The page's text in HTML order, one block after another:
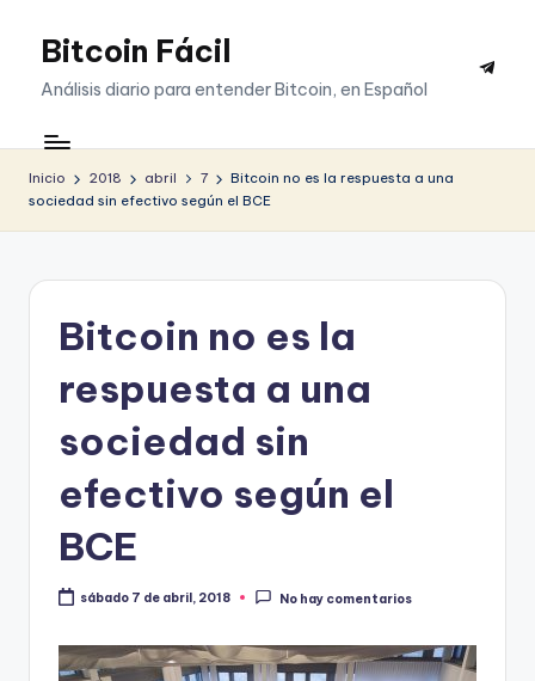
SaltarBitcoin Fácil
Análisis diario para entender Bitcoin, en Español
Inicio 2018 abril 7
Bitcoin no es la respuesta a una
sociedad sin efectivo según el BCE
Bitcoin no es la
respuesta a una
sociedad sin
efectivo según el
BCE
sábado 7 de abril, 2018 No hay comentarios